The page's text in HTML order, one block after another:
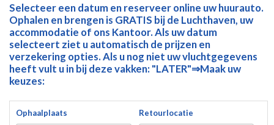
Selecteer een datum en reserveer online uw huurauto.
Ophalen en brengen is GRATIS bij de Luchthaven, uw
accommodatie of ons Kantoor. Als uw datum
selecteert ziet u automatisch de prijzen en
verzekering opties. Als u nog niet uw vluchtgegevens
heeft vult u in bij deze vakken: "LATER"⇒Maak uw
keuzes:
Ophaalplaats Retourlocatie